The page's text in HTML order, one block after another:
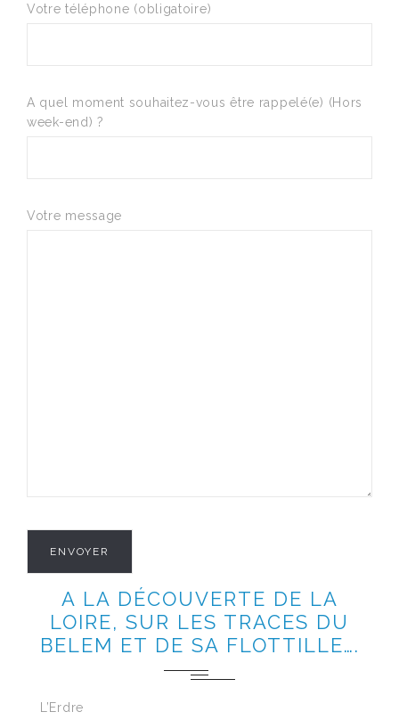
Votre téléphone (obligatoire)
A quel moment souhaitez-vous être rappelé(e) (Hors
week-end) ?
Votre message
A LA DÉCOUVERTE DE LA
LOIRE, SUR LES TRACES DU
BELEM ET DE SA FLOTTILLE….
L’Erdre